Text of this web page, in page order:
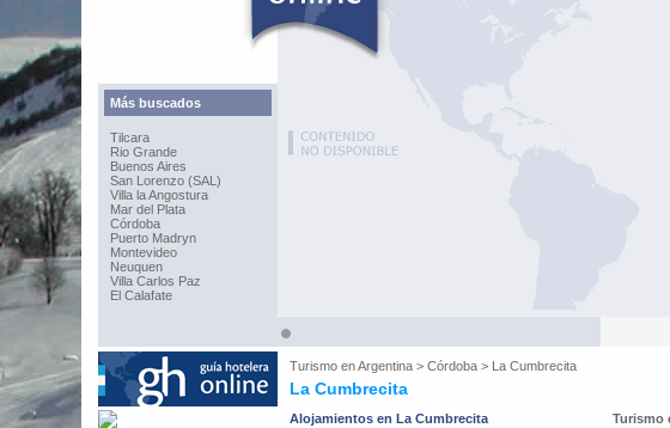
Más buscados
Tilcara
Rio Grande
Buenos Aires
San Lorenzo (SAL)
Villa la Angostura
Mar del Plata
Córdoba
Puerto Madryn
Montevideo
Neuquen
Villa Carlos Paz
El Calafate
Turismo enArgentina > Córdoba > La Cumbrecita
La Cumbrecita
Alojamientos en La Cumbrecita
Turismo